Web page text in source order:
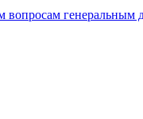
генеральным